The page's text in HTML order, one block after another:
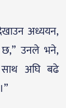
देखाउन अध्ययन,
छ,” उनले भने,
अघि बढे